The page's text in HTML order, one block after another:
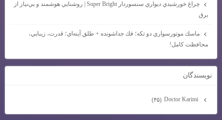
چراغ خورشيدي ديواري سنسوردار Super Bright | روشنايي هوشمند و بي‌نياز از
برق
ماسك موتورسواري دو تكه؛ فك جداشونده + طلق آينه‌اي؛ قدرت، زيبايي،
محافظت كامل!
نويسندگان
(۴۵)